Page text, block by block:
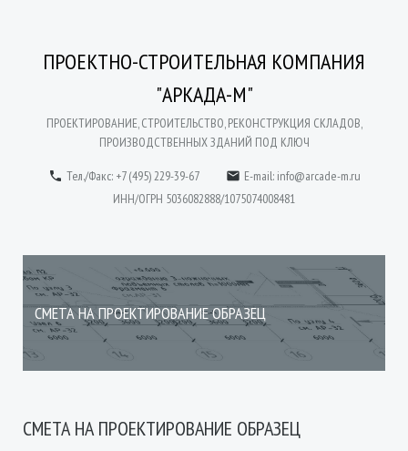
ПРОЕКТНО-СТРОИТЕЛЬНАЯ КОМПАНИЯ
"АРКАДА-М"
ПРОЕКТИРОВАНИЕ, СТРОИТЕЛЬСТВО, РЕКОНСТРУКЦИЯ СКЛАДОВ,
ПРОИЗВОДСТВЕННЫХ ЗДАНИЙ ПОД КЛЮЧ
 Тел./Факс: +7 (495) 229-39-67  E-mail: info@arcade-m.ru
ИНН/ОГРН 5036082888/1075074008481
СМЕТА НА ПРОЕКТИРОВАНИЕ ОБРАЗЕЦ
СМЕТА НА ПРОЕКТИРОВАНИЕ ОБРАЗЕЦ